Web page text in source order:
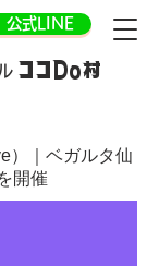
公式LINE
ココDo村
）｜ベガルタ仙
開催